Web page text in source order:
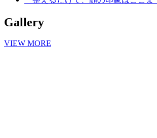
Gallery
VIEW MORE